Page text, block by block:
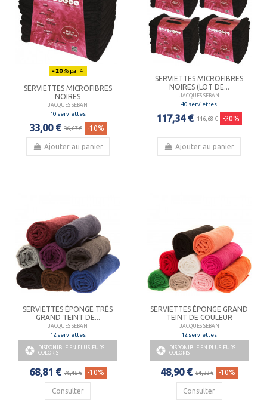
- 20% par 4
SERVIETTES MICROFIBRES
NOIRES
JACQUES SEBAN
10 serviettes
33,00 € 36,67 € -10%
Ajouter au panier
SERVIETTES MICROFIBRES
NOIRES (LOT DE...
JACQUES SEBAN
40 serviettes
117,34 € 146,68 € -20%
Ajouter au panier
SERVIETTES ÉPONGE TRÈS
GRAND TEINT DE...
JACQUES SEBAN
12 serviettes

DISPONIBLE EN PLUSIEURS
COLORIS
68,81 € 76,45 € -10%
Consulter
SERVIETTES ÉPONGE GRAND
TEINT DE COULEUR
JACQUES SEBAN
12 serviettes

DISPONIBLE EN PLUSIEURS
COLORIS
48,90 € 54,33 € -10%
Consulter